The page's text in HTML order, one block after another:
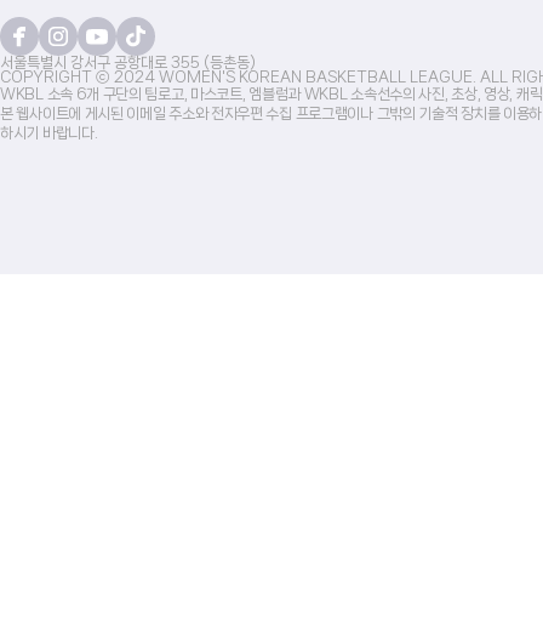
서울특별시 강서구 공항대로 355 (등촌동)
COPYRIGHT ⓒ 2024 WOMEN'S KOREAN BASKETBALL LEAGUE. ALL
WKBL 소속 6개 구단의 팀로고, 마스코트, 엠블럼과 WKBL 소속선수의 사진, 초상, 영상, 캐
본 웹사이트에 게시된 이메일 주소와 전자우편 수집 프로그램이나 그밖의 기술적 장치를 이
하시기 바랍니다.